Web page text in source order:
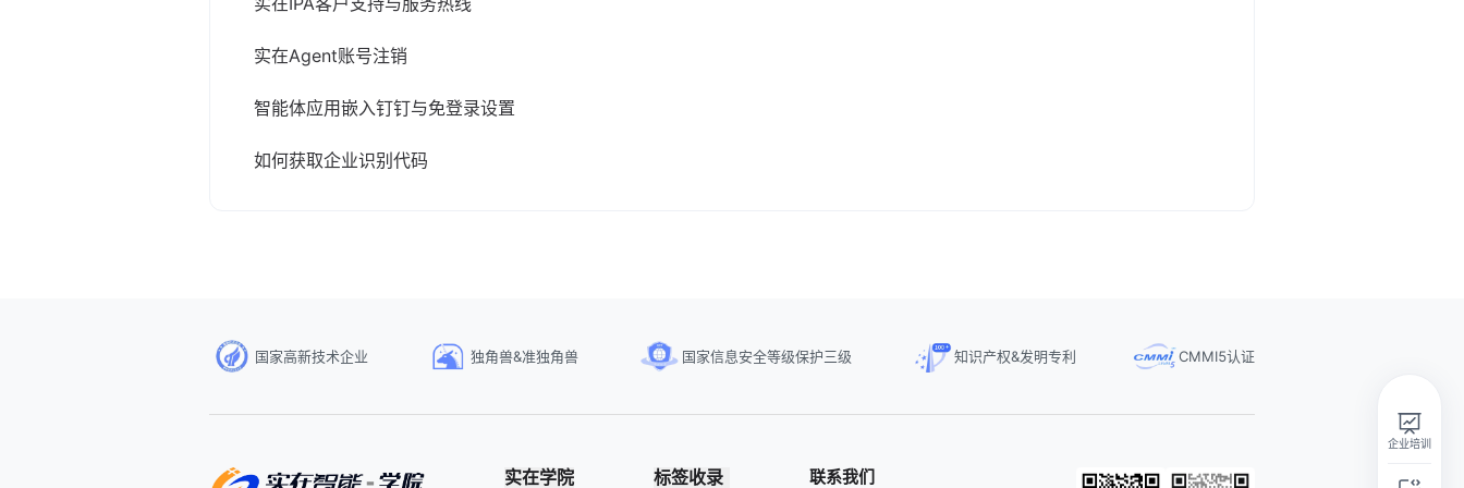
实在Agent账号注销
智能体应用嵌入钉钉与免登录设置
如何获取企业识别代码
国家高新技术企业 独角兽&准独角兽 国家信息安全等级保护三级 知识产权&发明专利 CMMI5认证
实在学院 标签收录 联系我们
企业培训
实在智能Agent学习群